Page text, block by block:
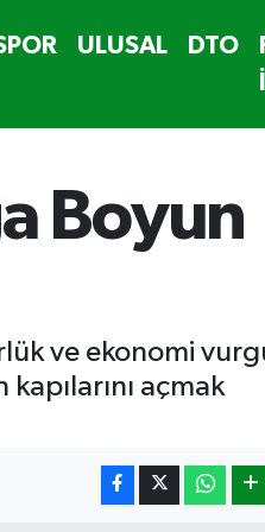
ULUSAL DTO
Boyun
ve ekonomi
açmak